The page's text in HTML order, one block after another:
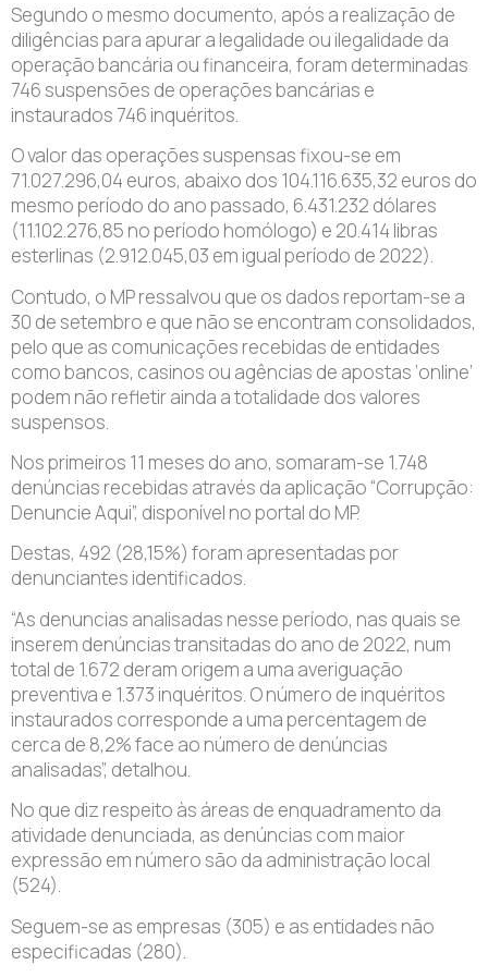
Segundo o mesmo documento, após a realização de
diligências para apurar a legalidade ou ilegalidade da
operação bancária ou financeira, foram determinadas
746 suspensões de operações bancárias e
instaurados 746 inquéritos.
O valor das operações suspensas fixou-se em
71.027.296,04 euros, abaixo dos 104.116.635,32 euros do
mesmo período do ano passado, 6.431.232 dólares
(11.102.276,85 no período homólogo) e 20.414 libras
esterlinas (2.912.045,03 em igual período de 2022).
Contudo, o MP ressalvou que os dados reportam-se a
30 de setembro e que não se encontram consolidados,
pelo que as comunicações recebidas de entidades
como bancos, casinos ou agências de apostas ‘online’
podem não refletir ainda a totalidade dos valores
suspensos.
Nos primeiros 11 meses do ano, somaram-se 1.748
denúncias recebidas através da aplicação “Corrupção:
Denuncie Aqui”, disponível no portal do MP.
Destas, 492 (28,15%) foram apresentadas por
denunciantes identificados.
“As denuncias analisadas nesse período, nas quais se
inserem denúncias transitadas do ano de 2022, num
total de 1.672 deram origem a uma averiguação
preventiva e 1.373 inquéritos. O número de inquéritos
instaurados corresponde a uma percentagem de
cerca de 8,2% face ao número de denúncias
analisadas”, detalhou.
No que diz respeito às áreas de enquadramento da
atividade denunciada, as denúncias com maior
expressão em número são da administração local
(524).
Seguem-se as empresas (305) e as entidades não
especificadas (280).